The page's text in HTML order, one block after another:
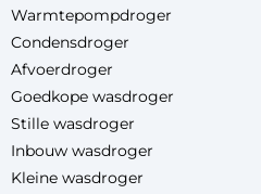
Warmtepompdroger
Condensdroger
Afvoerdroger
Goedkope wasdroger
Stille wasdroger
Inbouw wasdroger
Kleine wasdroger